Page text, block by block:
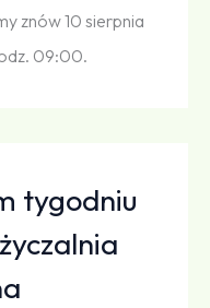
znów 10 sierpnia
09:00.
tygodniu